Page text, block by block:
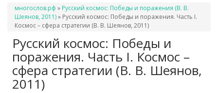
Вы
здесь
многослов.рф » Русский космос: Победы и поражения (В. В.
Шеянов, 2011)» Русский космос: Победы и поражения. Часть I.
Космос – сфера стратегии (В. В. Шеянов, 2011)
Русский космос: Победы и
поражения. Часть I. Космос –
сфера стратегии (В. В. Шеянов,
2011)